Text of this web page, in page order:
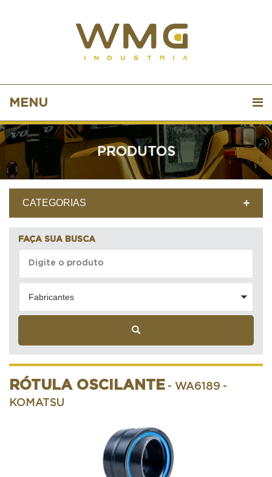
MENU
PRODUTOS
CATEGORIAS
FAÇA SUA BUSCA
Fabricantes
RÓTULA OSCILANTE - WA6189 -
KOMATSU